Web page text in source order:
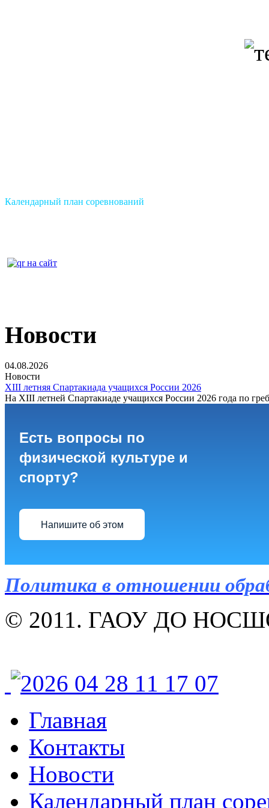
Календарный план соревнований
Новости
04.08.2026
Новости
XIII летняя Спартакиада учащихся России 2026
На XIII летней Спартакиаде учащихся России 2026 года по
Есть вопросы по
физической культуре и
спорту?
Напишите об этом
Политика в отношении
© 2011. ГАОУ ДО
Главная
Контакты
Новости
Календарный план